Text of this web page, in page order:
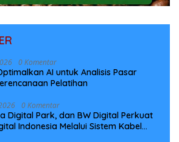
0 Komentar
AI untuk Analisis Pasar
Pelatihan
0 Komentar
Digital Park, dan BW Digital Perkuat
Indonesia Melalui Sistem Kabel